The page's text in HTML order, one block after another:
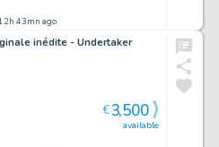
43mn ago
inédite - Undertaker
available
€3,500